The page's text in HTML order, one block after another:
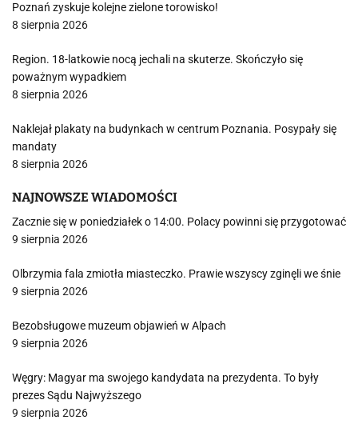
Poznań zyskuje kolejne zielone torowisko!
8 sierpnia 2026
Region. 18-latkowie nocą jechali na skuterze. Skończyło się
poważnym wypadkiem
8 sierpnia 2026
Naklejał plakaty na budynkach w centrum Poznania. Posypały się
mandaty
8 sierpnia 2026
NAJNOWSZE WIADOMOŚCI
Zacznie się w poniedziałek o 14:00. Polacy powinni się przygotować
9 sierpnia 2026
Olbrzymia fala zmiotła miasteczko. Prawie wszyscy zginęli we śnie
9 sierpnia 2026
Bezobsługowe muzeum objawień w Alpach
9 sierpnia 2026
Węgry: Magyar ma swojego kandydata na prezydenta. To były
prezes Sądu Najwyższego
9 sierpnia 2026